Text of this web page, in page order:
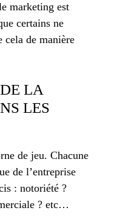
marketing est
certains ne
cela de manière
LA
LES
de jeu. Chacune
de l’entreprise
: notoriété ?
? etc…